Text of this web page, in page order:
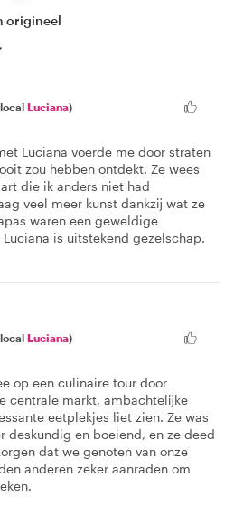
origineel
Luciana)
Luciana voerde me door straten
zou hebben ontdekt. Ze wees
die ik anders niet had
veel meer kunst dankzij wat ze
waren een geweldige
is uitstekend gezelschap.
Luciana)
op een culinaire tour door
centrale markt, ambachtelijke
eetplekjes liet zien. Ze was
deskundig en boeiend, en ze deed
dat we genoten van onze
anderen zeker aanraden om